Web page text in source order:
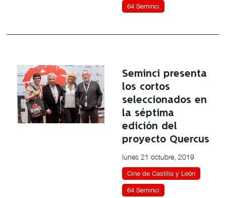
64 Seminci
Seminci presenta
los cortos
seleccionados en
la séptima
edición del
proyecto Quercus
lunes 21 octubre, 2019
Cine de Castilla y León
64 Seminci